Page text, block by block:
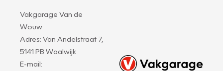
Vakgarage Van de
Wouw
Adres: Van Andelstraat 7,
5141 PB Waalwijk
E-mail: